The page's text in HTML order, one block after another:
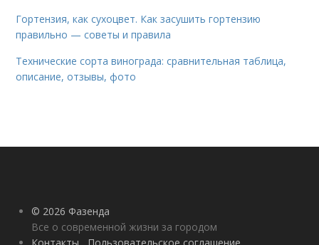
Гортензия, как сухоцвет. Как засушить гортензию
правильно — советы и правила
Технические сорта винограда: сравнительная таблица,
описание, отзывы, фото
© 2026 Фазенда
Все о современной жизни за городом
Контакты
Пользовательское соглашение